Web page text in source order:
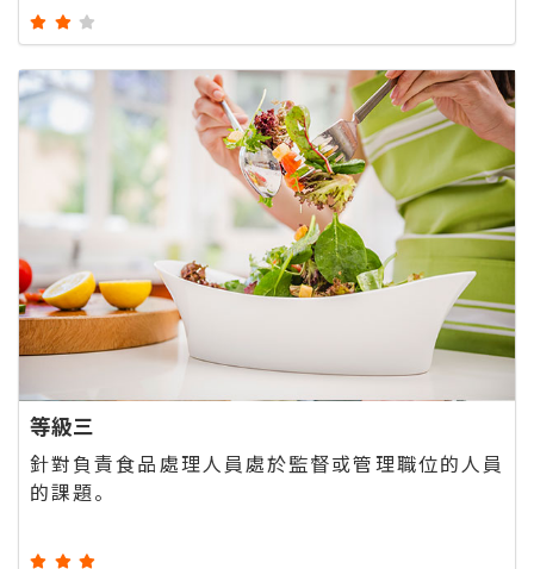
等級三
針對負責食品處理人員處於監督或管理職位的人員
的課題。